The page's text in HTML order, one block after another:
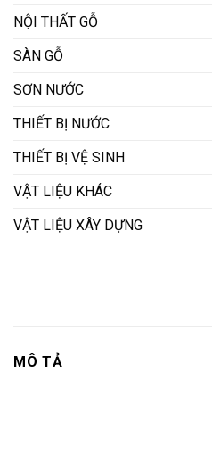
NỘI THẤT GỖ
SÀN GỖ
SƠN NƯỚC
THIẾT BỊ NƯỚC
THIẾT BỊ VỆ SINH
VẬT LIỆU KHÁC
VẬT LIỆU XÂY DỰNG
MÔ TẢ